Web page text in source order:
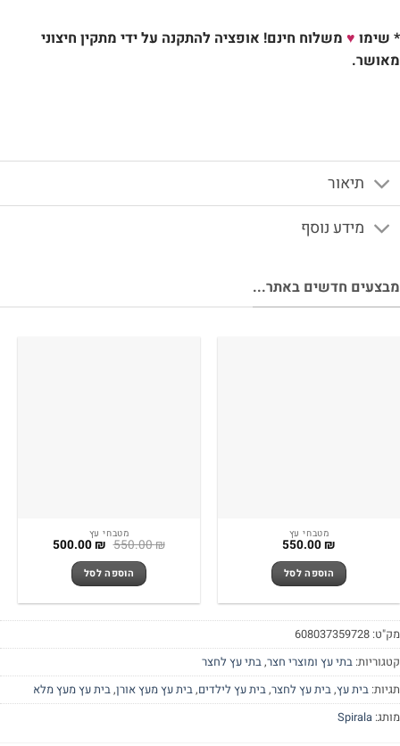
♥משלוח חינם! אופציה להתקנה על ידי מתקין חיצוני
תיאור
מידע נוסף
חדשים באתר...
מטבחי עץ
550.00₪
הוספה לסל
מטבחי עץ
550.00₪ המחיר
היה:
550.00 ₪.
500.00₪ המחיר
הוספה לסל
608037359728
בתי עץ ומוצרי חצר,בתי עץ לחצר
בית עץ,בית עץ לחצר,בית עץ לילדים,בית עץ מעץ אורן,בית עץ מעץ מלא
Spirala